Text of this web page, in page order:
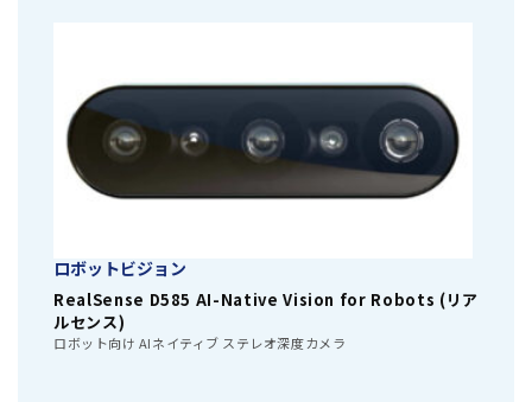
ロボットビジョン
RealSense D585 AI-Native Vision for Robots (リア
ルセンス)
ロボット向け AIネイティブ ステレオ深度カメラ